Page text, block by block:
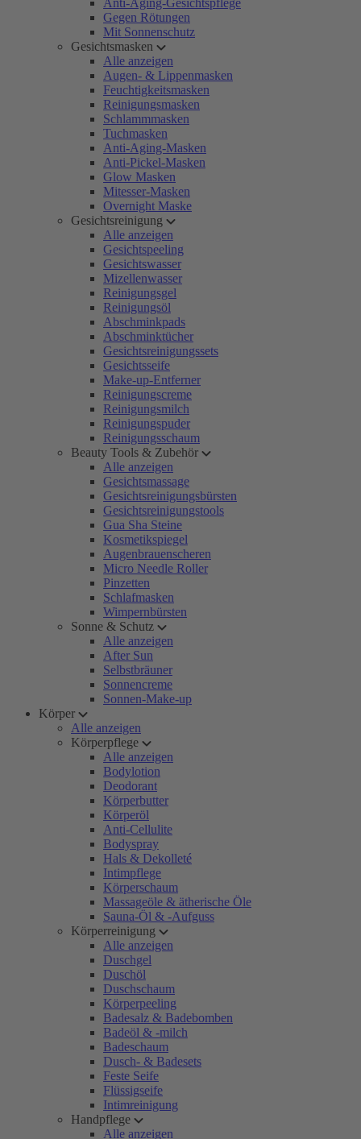
Anti-Aging-Gesichtspflege
Gegen Rötungen
Mit Sonnenschutz
Gesichtsmasken
Alle anzeigen
Augen- & Lippenmasken
Feuchtigkeitsmasken
Reinigungsmasken
Schlammmasken
Tuchmasken
Anti-Aging-Masken
Anti-Pickel-Masken
Glow Masken
Mitesser-Masken
Overnight Maske
Gesichtsreinigung
Alle anzeigen
Gesichtspeeling
Gesichtswasser
Mizellenwasser
Reinigungsgel
Reinigungsöl
Abschminkpads
Abschminktücher
Gesichtsreinigungssets
Gesichtsseife
Make-up-Entferner
Reinigungscreme
Reinigungsmilch
Reinigungspuder
Reinigungsschaum
Beauty Tools & Zubehör
Alle anzeigen
Gesichtsmassage
Gesichtsreinigungsbürsten
Gesichtsreinigungstools
Gua Sha Steine
Kosmetikspiegel
Augenbrauenscheren
Micro Needle Roller
Pinzetten
Schlafmasken
Wimpernbürsten
Sonne & Schutz
Alle anzeigen
After Sun
Selbstbräuner
Sonnencreme
Sonnen-Make-up
Körper
Alle anzeigen
Körperpflege
Alle anzeigen
Bodylotion
Deodorant
Körperbutter
Körperöl
Anti-Cellulite
Bodyspray
Hals & Dekolleté
Intimpflege
Körperschaum
Massageöle & ätherische Öle
Sauna-Öl & -Aufguss
Körperreinigung
Alle anzeigen
Duschgel
Duschöl
Duschschaum
Körperpeeling
Badesalz & Badebomben
Badeöl & -milch
Badeschaum
Dusch- & Badesets
Feste Seife
Flüssigseife
Intimreinigung
Handpflege
Alle anzeigen